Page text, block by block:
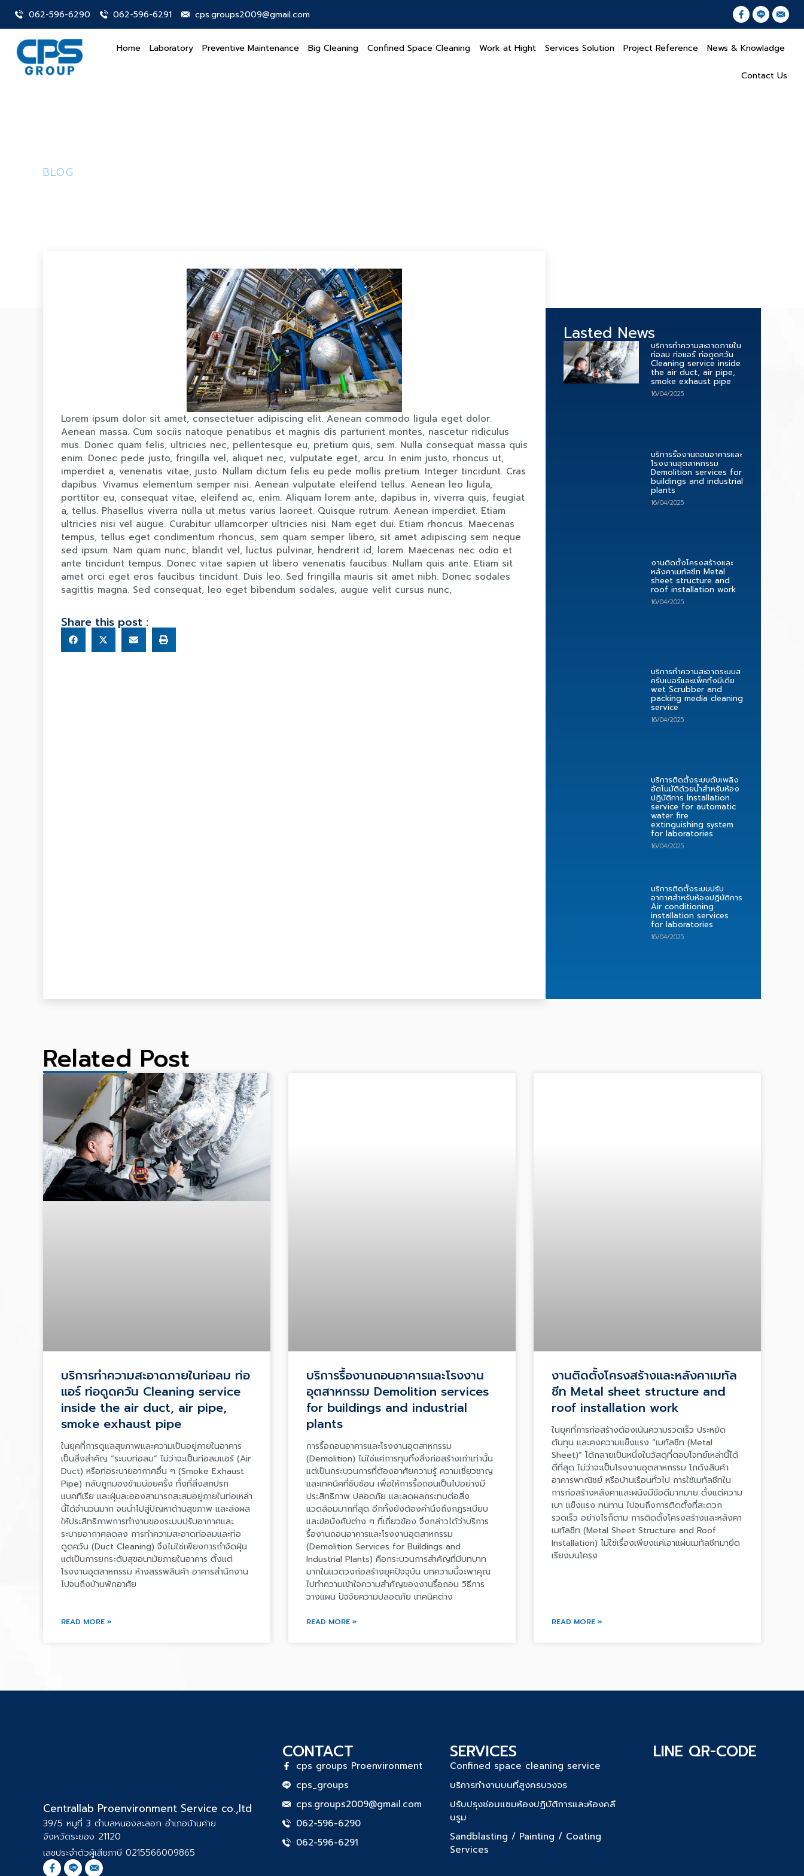
062-596-6290 062-596-6291 cps.groups2009@gmail.com
Home Laboratory Preventive Maintenance Big Cleaning Confined Space Cleaning Work at Hight Services Solution Project Reference News & Knowladge
Contact Us
BLOG
Lorem ipsum dolor sit amet, consectetuer adipiscing elit. Aenean commodo ligula eget dolor.
Aenean massa. Cum sociis natoque penatibus et magnis dis parturient montes, nascetur ridiculus
mus. Donec quam felis, ultricies nec, pellentesque eu, pretium quis, sem. Nulla consequat massa quis
enim. Donec pede justo, fringilla vel, aliquet nec, vulputate eget, arcu. In enim justo, rhoncus ut,
imperdiet a, venenatis vitae, justo. Nullam dictum felis eu pede mollis pretium. Integer tincidunt. Cras
dapibus. Vivamus elementum semper nisi. Aenean vulputate eleifend tellus. Aenean leo ligula,
porttitor eu, consequat vitae, eleifend ac, enim. Aliquam lorem ante, dapibus in, viverra quis, feugiat
a, tellus. Phasellus viverra nulla ut metus varius laoreet. Quisque rutrum. Aenean imperdiet. Etiam
ultricies nisi vel augue. Curabitur ullamcorper ultricies nisi. Nam eget dui. Etiam rhoncus. Maecenas
tempus, tellus eget condimentum rhoncus, sem quam semper libero, sit amet adipiscing sem neque
sed ipsum. Nam quam nunc, blandit vel, luctus pulvinar, hendrerit id, lorem. Maecenas nec odio et
ante tincidunt tempus. Donec vitae sapien ut libero venenatis faucibus. Nullam quis ante. Etiam sit
amet orci eget eros faucibus tincidunt. Duis leo. Sed fringilla mauris sit amet nibh. Donec sodales
sagittis magna. Sed consequat, leo eget bibendum sodales, augue velit cursus nunc,
Share this post :
Lasted News
บริการทำความสะอาดภายใน
ท่อลม ท่อแอร์ ท่อดูดควัน
Cleaning service inside
the air duct, air pipe,
smoke exhaust pipe
16/04/2025
บริการรื้องานถอนอาคารและ
โรงงานอุตสาหกรรม
Demolition services for
buildings and industrial
plants
16/04/2025
งานติดตั้งโครงสร้างและ
หลังคาเมทัลชีท Metal
sheet structure and
roof installation work
16/04/2025
บริการทำความสะอาดระบบส
ครับเบอร์และแพ็คกิ้งมีเดีย
wet Scrubber and
packing media cleaning
service
16/04/2025
บริการติดตั้งระบบดับเพลิง
อัตโนมัติด้วยน้ำสำหรับห้อง
ปฎิบัติการ Installation
service for automatic
water fire
extinguishing system
for laboratories
16/04/2025
บริการติดตั้งระบบปรับ
อากาศสำหรับห้องปฏิบัติการ
Air conditioning
installation services
for laboratories
16/04/2025
Related Post
บริการทำความสะอาดภายในท่อลม ท่อ
แอร์ ท่อดูดควัน Cleaning service
inside the air duct, air pipe,
smoke exhaust pipe
ในยุคที่การดูแลสุขภาพและความเป็นอยู่ภายในอาคาร
เป็นสิ่งสำคัญ “ระบบท่อลม” ไม่ว่าจะเป็นท่อลมแอร์ (Air
Duct) หรือท่อระบายอากาศอื่น ๆ (Smoke Exhaust
Pipe) กลับถูกมองข้ามบ่อยครั้ง ทั้งที่สิ่งสกปรก
แบคทีเรีย และฝุ่นละอองสามารถสะสมอยู่ภายในท่อเหล่า
นี้ได้จำนวนมาก จนนำไปสู่ปัญหาด้านสุขภาพ และส่งผล
ให้ประสิทธิภาพการทำงานของระบบปรับอากาศและ
ระบายอากาศลดลง การทำความสะอาดท่อลมและท่อ
ดูดควัน (Duct Cleaning) จึงไม่ใช่เพียงการกำจัดฝุ่น
แต่เป็นการยกระดับสุขอนามัยภายในอาคาร ตั้งแต่
โรงงานอุตสาหกรรม ห้างสรรพสินค้า อาคารสำนักงาน
ไปจนถึงบ้านพักอาศัย
READ MORE »
บริการรื้องานถอนอาคารและโรงงาน
อุตสาหกรรม Demolition services
for buildings and industrial
plants
การรื้อถอนอาคารและโรงงานอุตสาหกรรม
(Demolition) ไม่ใช่แค่การทุบทิ้งสิ่งก่อสร้างเก่าเท่านั้น
แต่เป็นกระบวนการที่ต้องอาศัยความรู้ ความเชี่ยวชาญ
และเทคนิคที่ซับซ้อน เพื่อให้การรื้อถอนเป็นไปอย่างมี
ประสิทธิภาพ ปลอดภัย และลดผลกระทบต่อสิ่ง
แวดล้อมมากที่สุด อีกทั้งยังต้องคำนึงถึงกฎระเบียบ
และข้อบังคับต่าง ๆ ที่เกี่ยวข้อง จึงกล่าวได้ว่าบริการ
รื้องานถอนอาคารและโรงงานอุตสาหกรรม
(Demolition Services for Buildings and
Industrial Plants) คือกระบวนการสำคัญที่มีบทบาท
มากในแวดวงก่อสร้างยุคปัจจุบัน บทความนี้จะพาคุณ
ไปทำความเข้าใจความสำคัญของงานรื้อถอน วิธีการ
วางแผน ปัจจัยความปลอดภัย เทคนิคต่าง
READ MORE »
งานติดตั้งโครงสร้างและหลังคาเมทัล
ชีท Metal sheet structure and
roof installation work
ในยุคที่การก่อสร้างต้องเน้นความรวดเร็ว ประหยัด
ต้นทุน และคงความแข็งแรง “เมทัลชีท (Metal
Sheet)” ได้กลายเป็นหนึ่งในวัสดุที่ตอบโจทย์เหล่านี้ได้
ดีที่สุด ไม่ว่าจะเป็นโรงงานอุตสาหกรรม โกดังสินค้า
อาคารพาณิชย์ หรือบ้านเรือนทั่วไป การใช้เมทัลชีทใน
การก่อสร้างหลังคาและผนังมีข้อดีมากมาย ตั้งแต่ความ
เบา แข็งแรง ทนทาน ไปจนถึงการติดตั้งที่สะดวก
รวดเร็ว อย่างไรก็ตาม การติดตั้งโครงสร้างและหลังคา
เมทัลชีท (Metal Sheet Structure and Roof
Installation) ไม่ใช่เรื่องเพียงแค่เอาแผ่นเมทัลชีทมายึด
เรียงบนโครง
READ MORE »
Centrallab Proenvironment Service co.,ltd
39/5 หมูที่ 3 ตำบลหนองละลอก อำเภอบ้านค่าย
จังหวัดระยอง 21120
เลขประจำตัวผู้เสียภาษี 0215566009865
CONTACT
cps groups Proenvironment
cps_groups
cps.groups2009@gmail.com
062-596-6290
062-596-6291
SERVICES
Confined space cleaning service
บริการทำงานบนที่สูงครบวงจร
ปรับปรุงซ่อมแซมห้องปฏิบัติการและห้องคลี
นรูม
Sandblasting / Painting / Coating
Services
LINE QR-CODE